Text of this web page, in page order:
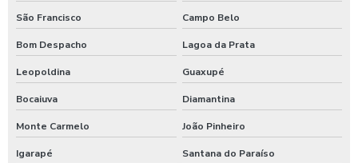
Máquina de jogar sabão
Maquina de jogar sabao para carros
Maquina de lavar caminhão de água quente
Máquina de lavar caminhão três produtos
São Francisco Campo Belo
Bom Despacho Lagoa da Prata
Leopoldina Guaxupé
Bocaiuva Diamantina
Monte Carmelo João Pinheiro
Igarapé Santana do Paraíso